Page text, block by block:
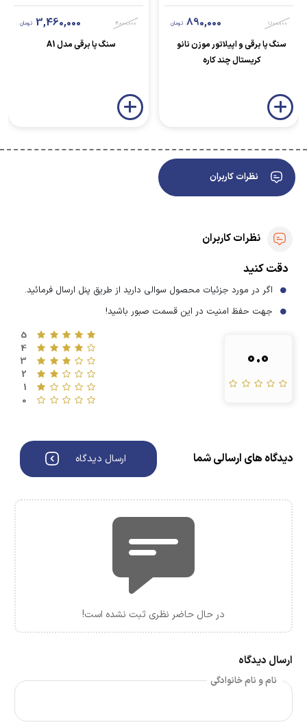
1,100,000
890,000 تومان
سنگ پا برقی و اپیلاتور موزن نانو
کریستال چند کاره
4,000,000
3,460,000 تومان
سنگ پا برقی مدل A1
نظرات کاربران
نظرات کاربران
دقت کنید
اگر در مورد جزئیات محصول سوالی دارید از طریق پنل ارسال فرمائید.
جهت حفظ امنیت در این قسمت صبور باشید!
0.0
5
4
3
2
1
0
دیدگاه های ارسالی شما ارسال دیدگاه
در حال حاضر نظری ثبت نشده است!
ارسال دیدگاه
نام و نام خانوادگی